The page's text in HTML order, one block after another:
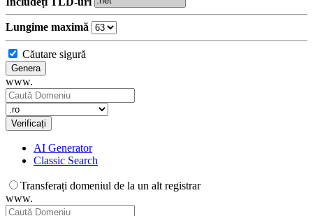
Lungime maximă
Căutare sigură
Genera
www.
Verificați
AI Generator
Classic Search
Transferați domeniul de la un alt registrar
www.